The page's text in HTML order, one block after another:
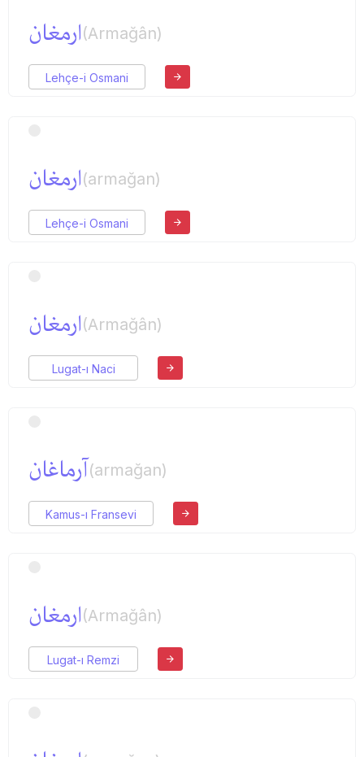
ارمغان(Armağân)
Lehçe-i Osmani
ارمغان(armağan)
Lehçe-i Osmani
ارمغان(Armağân)
Lugat-ı Naci
آرماغان(armağan)
Kamus-ı Fransevi
ارمغان(Armağân)
Lugat-ı Remzi